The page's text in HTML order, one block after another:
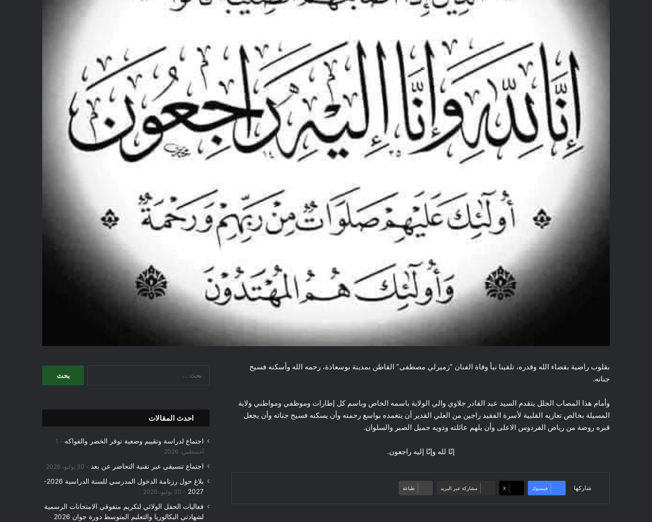
بقلوب راضية بقضاء الله وقدره، تلقينا نبأ وفاة الفنان “زميرلي مصطفى” القاطن بمدينة بوسعادة، رحمه الله وأسكنه فسيح
جنانه.
وأمام هذا المصاب الجلل يتقدم السيد عبد القادر جلاوي والي الولاية باسمه الخاص وباسم كل إطارات وموظفي ومواطني ولاية
المسيلة بخالص تعازيه القلبية لأسرة الفقيد راجين من العلي القدير أن يتغمده بواسع رحمته وأن يسكنه فسيح جناته وأن يجعل
قبره روضة من رياض الفردوس الاعلى وأن يلهم عائلته وذويه جميل الصبر والسلوان.
إنّا لله وإنّا إليه راجعون.
شاركها فيسبوك ‫X مشاركة عبر البريد طباعة
احدث المقالات
اجتماع لدراسة وتقييم وضعية توفر الخضر والفواكه
1
أغسطس، 2026
اجتماع تنسيقي عبر تقنية التحاضر عن بعد 30 يوليو، 2026
بلاغ حول رزنامة الدخول المدرسي للسنة الدراسية 2026-
2027
30 يوليو، 2026
فعاليات الحفل الولائي لتكريم متفوقي الامتحانات الرسمية
لشهادتي البكالوريا والتعليم المتوسط دورة جوان 2026